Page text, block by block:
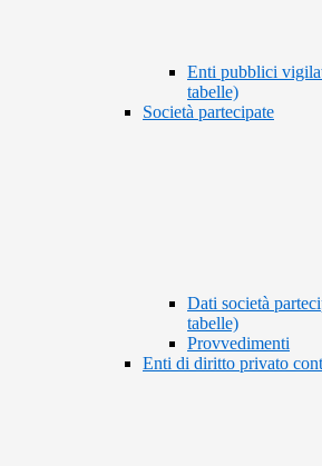
Enti pubblici
tabelle)
Società partecipate
Dati società
tabelle)
Provvedimenti
Enti di diritto privato